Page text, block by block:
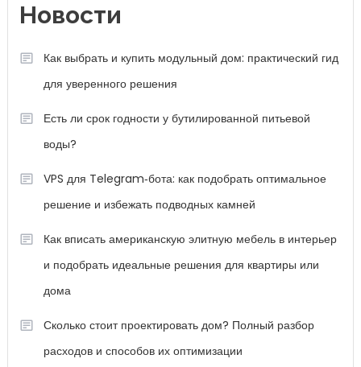
Новости
Как выбрать и купить модульный дом: практический гид
для уверенного решения
Есть ли срок годности у бутилированной питьевой
воды?
VPS для Telegram‑бота: как подобрать оптимальное
решение и избежать подводных камней
Как вписать американскую элитную мебель в интерьер
и подобрать идеальные решения для квартиры или
дома
Сколько стоит проектировать дом? Полный разбор
расходов и способов их оптимизации